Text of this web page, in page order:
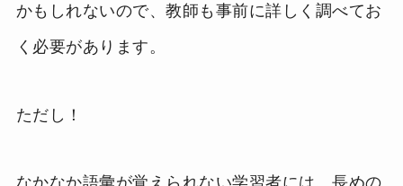
かもしれないので、教師も事前に詳しく調べてお
く必要があります。
ただし！